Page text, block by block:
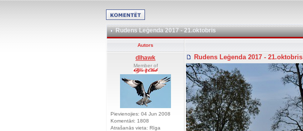
Rudens Leģenda 2017 - 21.oktobris
Autors
dlhawk
Member of
Pievienojies: 04 Jun 2008
Komentāri: 1808
Atrašanās vieta: Rīga
Rudens Leģenda 2017 - 21.oktobris